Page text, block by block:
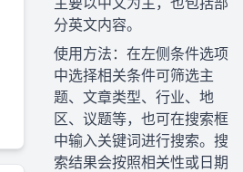
分英文内容。
使用方法：在左侧条件选项
中选择相关条件可筛选主
题、文章类型、行业、地
区、议题等，也可在搜索框
中输入关键词进行搜索。搜
索结果会按照相关性或日期